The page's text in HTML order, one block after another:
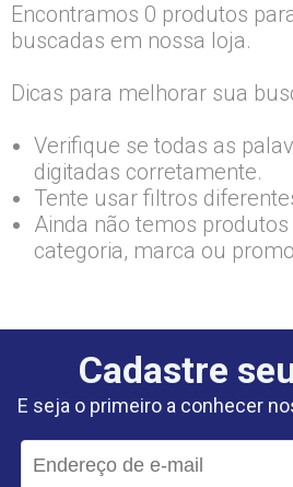
Encontramos 0 produtos
buscadas em nossa loja.
Dicas para melhorar sua
Verifique se todas as
digitadas corretamente.
Tente usar filtros
Ainda não temos
categoria, marca ou
Cadastre
E seja o primeiro a conhecer